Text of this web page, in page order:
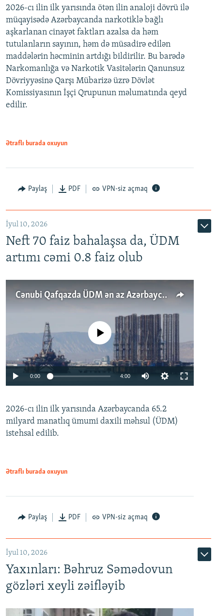
2026-cı ilin ilk yarısında ötən ilin analoji dövrü ilə
müqayisədə Azərbaycanda narkotiklə bağlı
aşkarlanan cinayət faktları azalsa da həm
tutulanların sayının, həm də müsadirə edilən
maddələrin həcminin artdığı bildirilir. Bu barədə
Narkomanlığa və Narkotik Vasitələrin Qanunsuz
Dövriyyəsinə Qarşı Mübarizə üzrə Dövlət
Komissiyasının İşçi Qrupunun məlumatında qeyd
edilir.
Ətraflı burada oxuyun
Paylaş PDF VPN-siz açmaq
İyul 10, 2026
Neft 70 faiz bahalaşsa da, ÜDM
artımı cəmi 0.8 faiz olub
Cənubi Qafqazda ÜDM ən az Azərbaycanda artır: Qonşuları niyə Bakını qabaqlaya bilir?
Auto 240p 360p 480p
No media source currently available
0:00 4:00
360p
480p
2026-cı ilin ilk yarısında Azərbaycanda 65.2
milyard manatlıq ümumi daxili məhsul (ÜDM)
istehsal edilib.
Ətraflı burada oxuyun
Paylaş PDF VPN-siz açmaq
İyul 10, 2026
Yaxınları: Bəhruz Səmədovun
gözləri xeyli zəifləyib